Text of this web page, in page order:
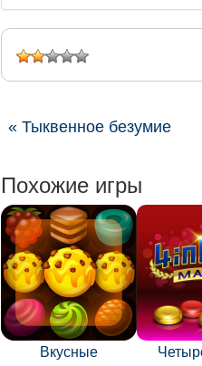
« Тыквенное безумие
Похожие игры
Вкусные